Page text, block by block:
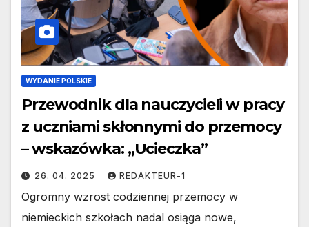
WYDANIE POLSKIE
Przewodnik dla nauczycieli w pracy
z uczniami skłonnymi do przemocy
– wskazówka: „Ucieczka”
26. 04. 2025 REDAKTEUR-1
Ogromny wzrost codziennej przemocy w
niemieckich szkołach nadal osiąga nowe,